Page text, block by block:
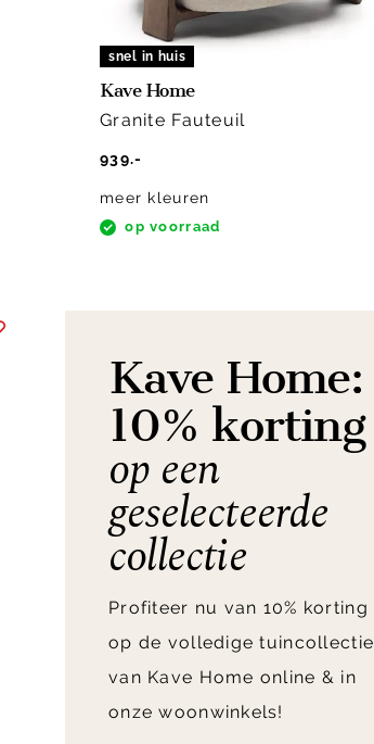
snel in huis
Kave Home
Granite Fauteuil
939.-
meer kleuren
op voorraad
Kave Home:
10% korting
op een
geselecteerde
collectie
Profiteer nu van 10% korting
op de volledige tuincollectie
van Kave Home online & in
onze woonwinkels!